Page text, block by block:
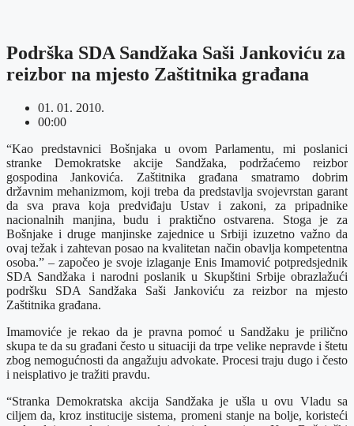
Podrška SDA Sandžaka Saši Jankoviću za
reizbor na mjesto Zaštitnika građana
01. 01. 2010.
00:00
“Kao predstavnici Bošnjaka u ovom Parlamentu, mi poslanici
stranke Demokratske akcije Sandžaka, podržaćemo reizbor
gospodina Jankovića. Zaštitnika građana smatramo dobrim
državnim mehanizmom, koji treba da predstavlja svojevrstan garant
da sva prava koja predviđaju Ustav i zakoni, za pripadnike
nacionalnih manjina, budu i praktično ostvarena. Stoga je za
Bošnjake i druge manjinske zajednice u Srbiji izuzetno važno da
ovaj težak i zahtevan posao na kvalitetan način obavlja kompetentna
osoba.” – započeo je svoje izlaganje Enis Imamović potpredsjednik
SDA Sandžaka i narodni poslanik u Skupštini Srbije obrazlažući
podršku SDA Sandžaka Saši Jankoviću za reizbor na mjesto
Zaštitnika građana.
Imamoviće je rekao da je pravna pomoć u Sandžaku je prilično
skupa te da su građani često u situaciji da trpe velike nepravde i štetu
zbog nemogućnosti da angažuju advokate. Procesi traju dugo i često
i neisplativo je tražiti pravdu.
“Stranka Demokratska akcija Sandžaka je ušla u ovu Vladu sa
ciljem da, kroz institucije sistema, promeni stanje na bolje, koristeći